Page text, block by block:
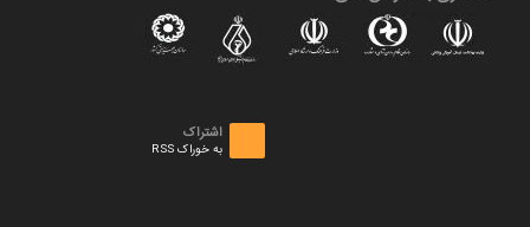
اشتراک
به خوراک RSS